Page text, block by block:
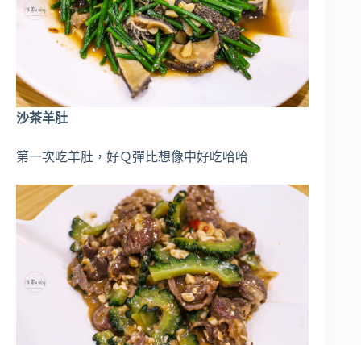
沙茶羊肚
第一次吃羊肚，好Ｑ彈比想像中好吃哈哈